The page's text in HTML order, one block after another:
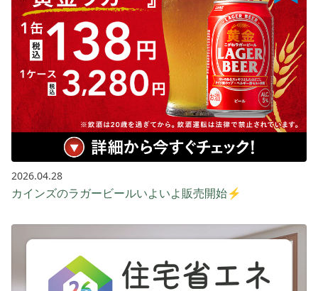
2026.04.28
カインズのラガービールいよいよ販売開始⚡️